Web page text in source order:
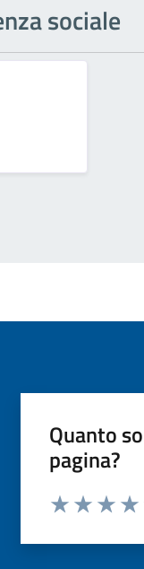
sociale
Quanto
pagina?
Valuta da 1 a 5